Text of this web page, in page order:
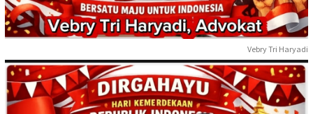
Vebry Tri Haryadi